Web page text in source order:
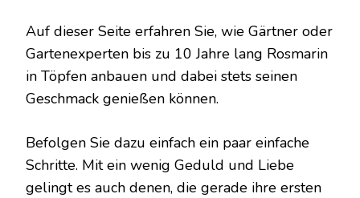
Auf dieser Seite erfahren Sie, wie Gärtner oder
Gartenexperten bis zu 10 Jahre lang Rosmarin
in Töpfen anbauen und dabei stets seinen
Geschmack genießen können.
Befolgen Sie dazu einfach ein paar einfache
Schritte. Mit ein wenig Geduld und Liebe
gelingt es auch denen, die gerade ihre ersten